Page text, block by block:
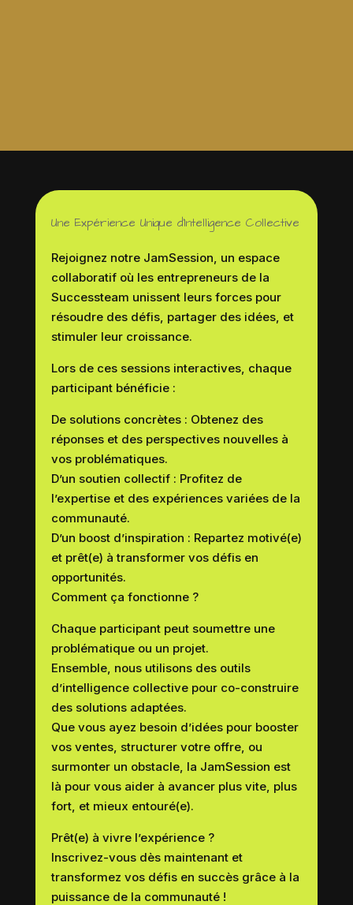
Une Expérience Unique d’Intelligence Collective
Rejoignez notre JamSession, un espace
collaboratif où les entrepreneurs de la
Successteam unissent leurs forces pour
résoudre des défis, partager des idées, et
stimuler leur croissance.
Lors de ces sessions interactives, chaque
participant bénéficie :
De solutions concrètes : Obtenez des
réponses et des perspectives nouvelles à
vos problématiques.
D’un soutien collectif : Profitez de
l’expertise et des expériences variées de la
communauté.
D’un boost d’inspiration : Repartez motivé(e)
et prêt(e) à transformer vos défis en
opportunités.
Comment ça fonctionne ?
Chaque participant peut soumettre une
problématique ou un projet.
Ensemble, nous utilisons des outils
d’intelligence collective pour co-construire
des solutions adaptées.
Que vous ayez besoin d’idées pour booster
vos ventes, structurer votre offre, ou
surmonter un obstacle, la JamSession est
là pour vous aider à avancer plus vite, plus
fort, et mieux entouré(e).
Prêt(e) à vivre l’expérience ?
Inscrivez-vous dès maintenant et
transformez vos défis en succès grâce à la
puissance de la communauté !